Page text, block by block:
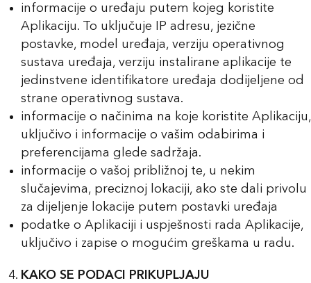
informacije o uređaju putem kojeg koristite
Aplikaciju. To uključuje IP adresu, jezične
postavke, model uređaja, verziju operativnog
sustava uređaja, verziju instalirane aplikacije te
jedinstvene identifikatore uređaja dodijeljene od
strane operativnog sustava.
informacije o načinima na koje koristite Aplikaciju,
uključivo i informacije o vašim odabirima i
preferencijama glede sadržaja.
informacije o vašoj približnoj te, u nekim
slučajevima, preciznoj lokaciji, ako ste dali privolu
za dijeljenje lokacije putem postavki uređaja
podatke o Aplikaciji i uspješnosti rada Aplikacije,
uključivo i zapise o mogućim greškama u radu.
KAKO SE PODACI PRIKUPLJAJU